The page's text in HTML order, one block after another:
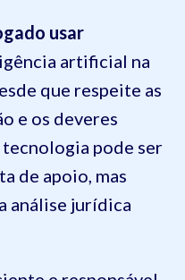
usar
artificial na
que respeite as
e os deveres
pode ser
de apoio, mas
análise jurídica